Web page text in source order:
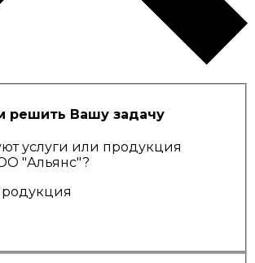
Вашу задачу
услуги или продукция
"Альянс"?